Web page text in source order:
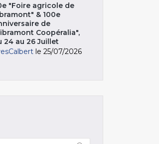
"Foire agricole de
& 100e
de
Coopéralia",
24 au 26 Juillet
le 25/07/2026